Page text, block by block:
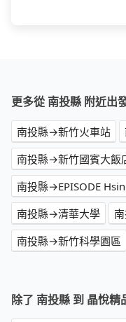
更多從 南投縣 附近出
南投縣→新竹火車站
南投縣→新竹國賓大飯
南投縣→EPISODE
南投縣→清華大學
南投縣→新竹科學園區
除了 南投縣 到 晶悅